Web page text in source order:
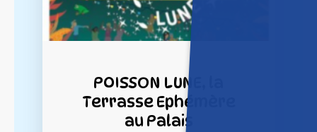
POISSON LUNE, la
Terrasse Ephémère
au Palais